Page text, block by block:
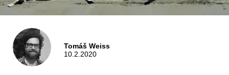
Tomáš Weiss
10.2.2020